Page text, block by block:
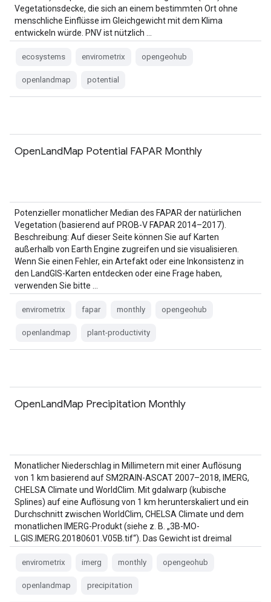
Vegetationsdecke, die sich an einem bestimmten Ort ohne
menschliche Einflüsse im Gleichgewicht mit dem Klima
entwickeln würde. PNV ist nützlich …
ecosystems envirometrix opengeohub
openlandmap potential
OpenLandMap Potential FAPAR Monthly
Potenzieller monatlicher Median des FAPAR der natürlichen
Vegetation (basierend auf PROB-V FAPAR 2014–2017).
Beschreibung: Auf dieser Seite können Sie auf Karten
außerhalb von Earth Engine zugreifen und sie visualisieren.
Wenn Sie einen Fehler, ein Artefakt oder eine Inkonsistenz in
den LandGIS-Karten entdecken oder eine Frage haben,
verwenden Sie bitte …
envirometrix fapar monthly opengeohub
openlandmap plant-productivity
OpenLandMap Precipitation Monthly
Monatlicher Niederschlag in Millimetern mit einer Auflösung
von 1 km basierend auf SM2RAIN-ASCAT 2007–2018, IMERG,
CHELSA Climate und WorldClim. Mit gdalwarp (kubische
Splines) auf eine Auflösung von 1 km herunterskaliert und ein
Durchschnitt zwischen WorldClim, CHELSA Climate und dem
monatlichen IMERG-Produkt (siehe z. B. „3B-MO-
L.GIS.IMERG.20180601.V05B.tif“). Das Gewicht ist dreimal
envirometrix imerg monthly opengeohub
openlandmap precipitation